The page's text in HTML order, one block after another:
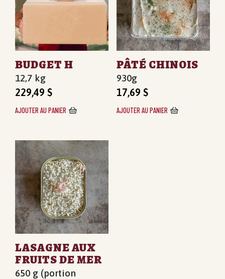
BUDGET H
12,7 kg
229,49 $
AJOUTER AU PANIER
PÂTÉ CHINOIS
930g
17,69 $
AJOUTER AU PANIER
LASAGNE AUX
FRUITS DE MER
650 g (portion